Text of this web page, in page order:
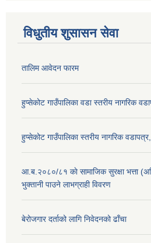
विधुतीय शुसासन सेवा
तालिम आवेदन फारम
हुप्सेकोट गाउँपालिका वडा स्तरीय नागरिक
हुप्सेकोट गाउँपालिका स्तरीय नागरिक
आ.ब.२०८०/८१ काे सामाजिक सुरक्षा भत्ता
भुक्तानी पाउने लाभग्राही विवरण
बेरोजगार दर्ताको लागि निवेदनको ढाँचा